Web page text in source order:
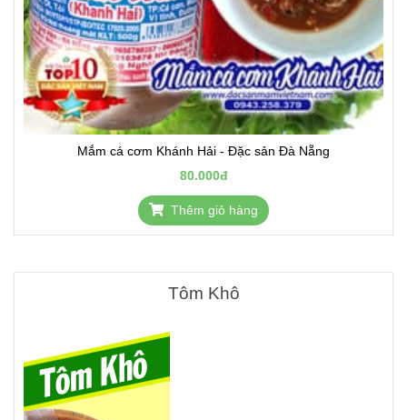
Mắm cá cơm Khánh Hải - Đặc sản Đà Nẵng
80.000đ
Thêm giỏ hàng
Tôm Khô